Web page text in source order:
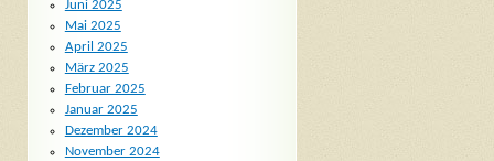
Juni 2025
Mai 2025
April 2025
März 2025
Februar 2025
Januar 2025
Dezember 2024
November 2024